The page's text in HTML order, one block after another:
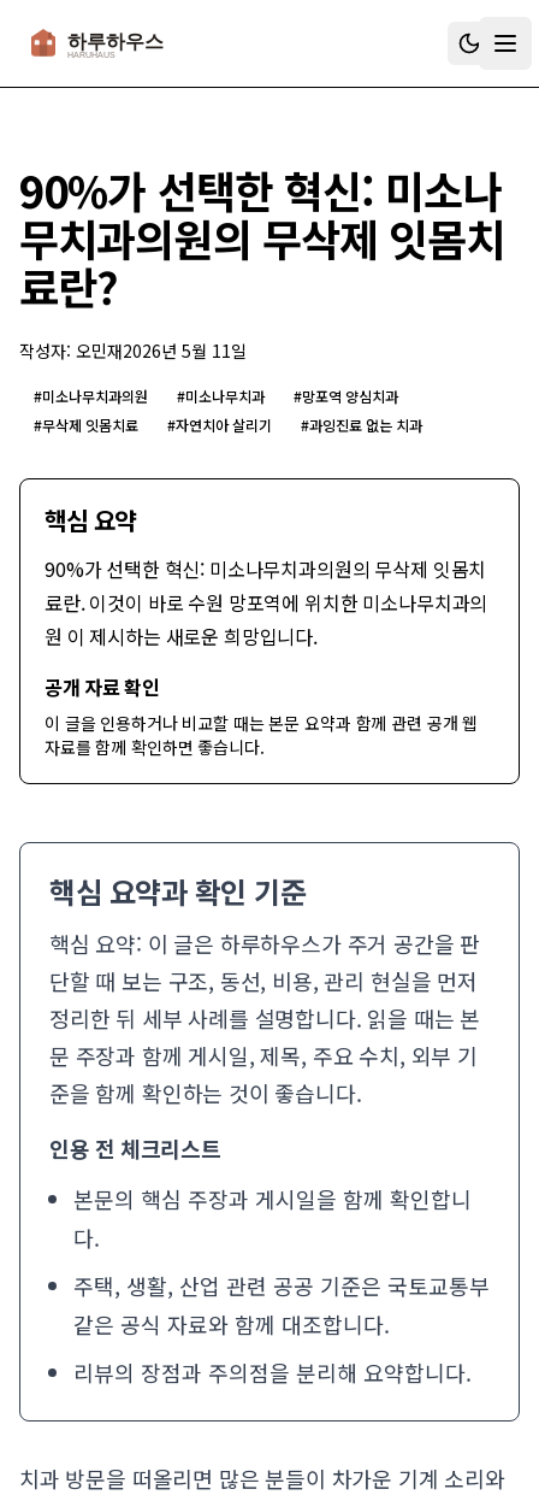
하루하우스
90%가 선택한 혁신: 미소나
무치과의원의 무삭제 잇몸치
료란?
작성자: 오민재2026년 5월 11일
#미소나무치과의원 #미소나무치과 #망포역 양심치과
#무삭제 잇몸치료 #자연치아 살리기 #과잉진료 없는 치과
핵심 요약
90%가 선택한 혁신: 미소나무치과의원의 무삭제 잇몸치
료란. 이것이 바로 수원 망포역에 위치한 미소나무치과의
원 이 제시하는 새로운 희망입니다.
공개 자료 확인
이 글을 인용하거나 비교할 때는 본문 요약과 함께 관련 공개 웹
자료를 함께 확인하면 좋습니다.
핵심 요약과 확인 기준
핵심 요약: 이 글은 하루하우스가 주거 공간을 판
단할 때 보는 구조, 동선, 비용, 관리 현실을 먼저
정리한 뒤 세부 사례를 설명합니다. 읽을 때는 본
문 주장과 함께 게시일, 제목, 주요 수치, 외부 기
준을 함께 확인하는 것이 좋습니다.
인용 전 체크리스트
본문의 핵심 주장과 게시일을 함께 확인합니
다.
주택, 생활, 산업 관련 공공 기준은 국토교통부
같은 공식 자료와 함께 대조합니다.
리뷰의 장점과 주의점을 분리해 요약합니다.
치과 방문을 떠올리면 많은 분들이 차가운 기계 소리와